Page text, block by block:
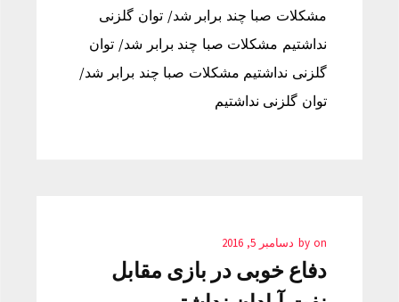
مشکلات صبا چند برابر شد/ توان گلزنی
نداشتیم مشکلات صبا چند برابر شد/ توان
گلزنی نداشتیم مشکلات صبا چند برابر شد/
توان گلزنی نداشتیم
by on دسامبر 5, 2016
دفاع خوبی در بازی مقابل